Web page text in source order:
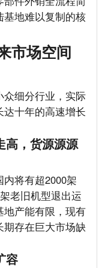
地难以复制的核
市场空间
众细分行业，实际
十年的高速增长
高，货源源源
将有超2000架
老旧机型退出运
产能有限，现有
存在巨大市场缺
容